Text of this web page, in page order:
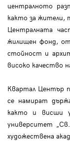
централното
както за жители,
Централната
жилищен фонд, от
стойност и
високо качество
Квартал Център
се намират
както и висши
университет
художествена